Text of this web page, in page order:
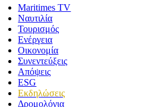
Maritimes TV
Ναυτιλία
Τουρισμός
Ενέργεια
Οικονομία
Συνεντεύξεις
Απόψεις
ESG
Εκδηλώσεις
Δρομολόγια